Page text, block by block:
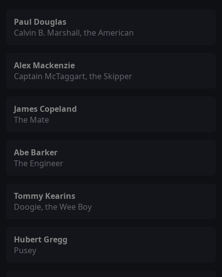
Paul Douglas
Calvin B. Marshall, the American
Alex Mackenzie
Captain McTaggart, the Skipper
James Copeland
The Mate
Abe Barker
The Engineer
Tommy Kearins
Doogie, the Wee Boy
Hubert Gregg
Pusey